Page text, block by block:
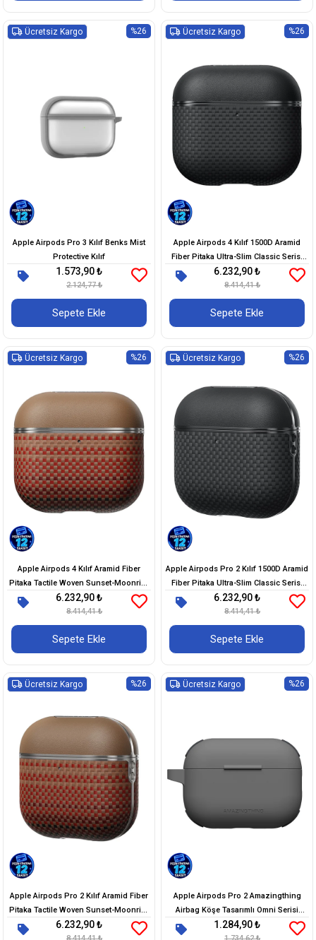
Apple Airpods Pro 3 Kılıf Benks Mist
Protective Kılıf
1.573,90 ₺
2.124,77 ₺
Sepete Ekle
%26
Ücretsiz Kargo
Apple Airpods 4 Kılıf 1500D Aramid
Fiber Pitaka Ultra-Slim Classic Serisi
Black-Grey Twill Kapak
6.232,90 ₺
8.414,41 ₺
Sepete Ekle
%26
Ücretsiz Kargo
Apple Airpods 4 Kılıf Aramid Fiber
Pitaka Tactile Woven Sunset-Moonrise
Serisi Sunset Kapak
6.232,90 ₺
8.414,41 ₺
Sepete Ekle
%26
Ücretsiz Kargo
Apple Airpods Pro 2 Kılıf 1500D Aramid
Fiber Pitaka Ultra-Slim Classic Serisi
Black-Grey Twill Kapak
6.232,90 ₺
8.414,41 ₺
Sepete Ekle
%26
Ücretsiz Kargo
Apple Airpods Pro 2 Kılıf Aramid Fiber
Pitaka Tactile Woven Sunset-Moonrise
Serisi Sunset Kapak
6.232,90 ₺
8.414,41 ₺
%26
Ücretsiz Kargo
Apple Airpods Pro 2 Amazingthing
Airbag Köşe Tasarımlı Omni Serisi
Silikon Kapak
1.284,90 ₺
1.734,62 ₺
%26
Ücretsiz Kargo